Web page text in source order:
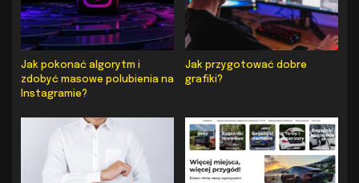
Jak pokonać algorytm i
zdobyć masowe polubienia na
Instagramie?
Jak przygotować dobre
grafiki?